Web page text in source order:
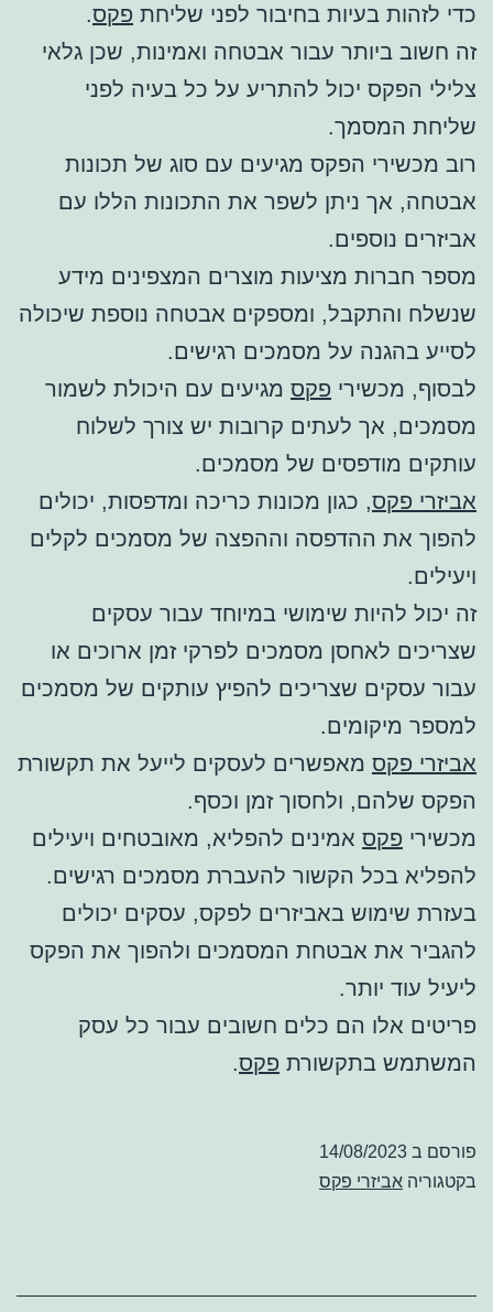
כדי לזהות בעיות בחיבור לפני שליחת פקס.
זה חשוב ביותר עבור אבטחה ואמינות, שכן גלאי
צלילי הפקס יכול להתריע על כל בעיה לפני
שליחת המסמך.
רוב מכשירי הפקס מגיעים עם סוג של תכונות
אבטחה, אך ניתן לשפר את התכונות הללו עם
אביזרים נוספים.
מספר חברות מציעות מוצרים המצפינים מידע
שנשלח והתקבל, ומספקים אבטחה נוספת שיכולה
לסייע בהגנה על מסמכים רגישים.
לבסוף, מכשירי פקס מגיעים עם היכולת לשמור
מסמכים, אך לעתים קרובות יש צורך לשלוח
עותקים מודפסים של מסמכים.
אביזרי פקס, כגון מכונות כריכה ומדפסות, יכולים
להפוך את ההדפסה וההפצה של מסמכים לקלים
ויעילים.
זה יכול להיות שימושי במיוחד עבור עסקים
שצריכים לאחסן מסמכים לפרקי זמן ארוכים או
עבור עסקים שצריכים להפיץ עותקים של מסמכים
למספר מיקומים.
אביזרי פקס מאפשרים לעסקים לייעל את תקשורת
הפקס שלהם, ולחסוך זמן וכסף.
מכשירי פקס אמינים להפליא, מאובטחים ויעילים
להפליא בכל הקשור להעברת מסמכים רגישים.
בעזרת שימוש באביזרים לפקס, עסקים יכולים
להגביר את אבטחת המסמכים ולהפוך את הפקס
ליעיל עוד יותר.
פריטים אלו הם כלים חשובים עבור כל עסק
המשתמש בתקשורת פקס.
פורסם ב 14/08/2023
בקטגוריה אביזרי פקס